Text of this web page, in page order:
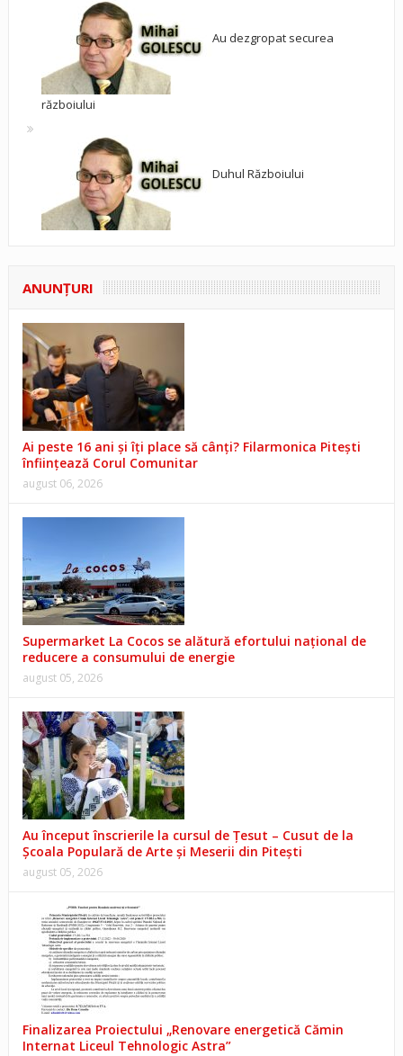
Au dezgropat securea
războiului
Duhul Războiului
ANUNŢURI
Ai peste 16 ani și îți place să cânți? Filarmonica Pitești
înființează Corul Comunitar
august 06, 2026
Supermarket La Cocos se alătură efortului național de
reducere a consumului de energie
august 05, 2026
Au început înscrierile la cursul de Țesut – Cusut de la
Școala Populară de Arte și Meserii din Pitești
august 05, 2026
Finalizarea Proiectului „Renovare energetică Cămin
Internat Liceul Tehnologic Astra”